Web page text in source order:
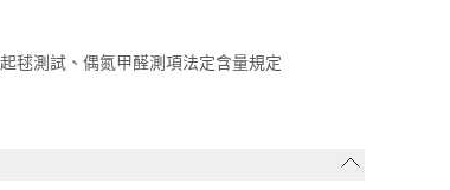
毬測試、偶氮甲醛測項法定含量規定